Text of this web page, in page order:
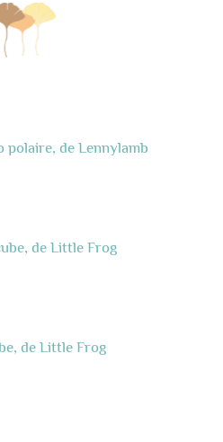
polaire, de Lennylamb
de Little Frog
de Little Frog